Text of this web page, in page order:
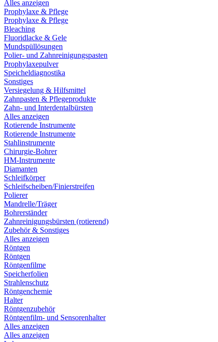
Alles anzeigen
Prophylaxe & Pflege
Prophylaxe & Pflege
Bleaching
Fluoridlacke & Gele
Mundspüllösungen
Polier- und Zahnreinigungspasten
Prophylaxepulver
Speicheldiagnostika
Sonstiges
Versiegelung & Hilfsmittel
Zahnpasten & Pflegeprodukte
Zahn- und Interdentalbürsten
Alles anzeigen
Rotierende Instrumente
Rotierende Instrumente
Stahlinstrumente
Chirurgie-Bohrer
HM-Instrumente
Diamanten
Schleifkörper
Schleifscheiben/Finierstreifen
Polierer
Mandrelle/Träger
Bohrerständer
Zahnreinigungsbürsten (rotierend)
Zubehör & Sonstiges
Alles anzeigen
Röntgen
Röntgen
Röntgenfilme
Speicherfolien
Strahlenschutz
Röntgenchemie
Halter
Röntgenzubehör
Röntgenfilm- und Sensorenhalter
Alles anzeigen
Alles anzeigen